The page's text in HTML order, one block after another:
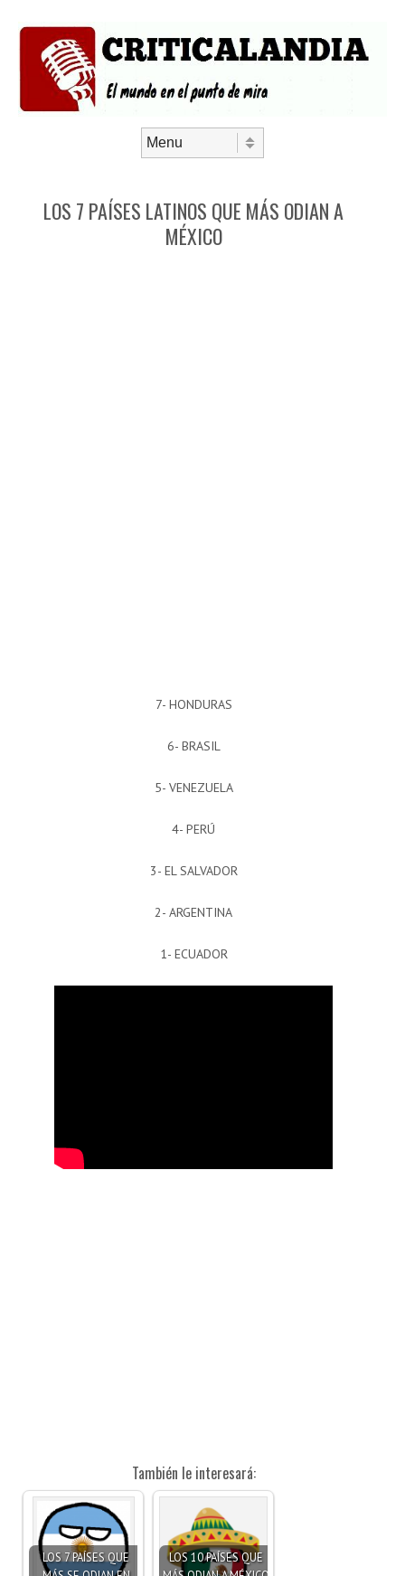
LOS 7 PAÍSES LATINOS QUE MÁS ODIAN A
MÉXICO
7- HONDURAS
6- BRASIL
5- VENEZUELA
4- PERÚ
3- EL SALVADOR
2- ARGENTINA
1- ECUADOR
También le interesará:
LOS 7 PAÍSES QUE
LOS 10 PAÍSES QUE